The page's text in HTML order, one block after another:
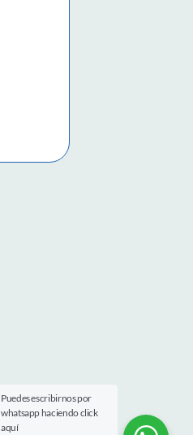
Puedes escribirnos por
whatsapp haciendo click
aquí